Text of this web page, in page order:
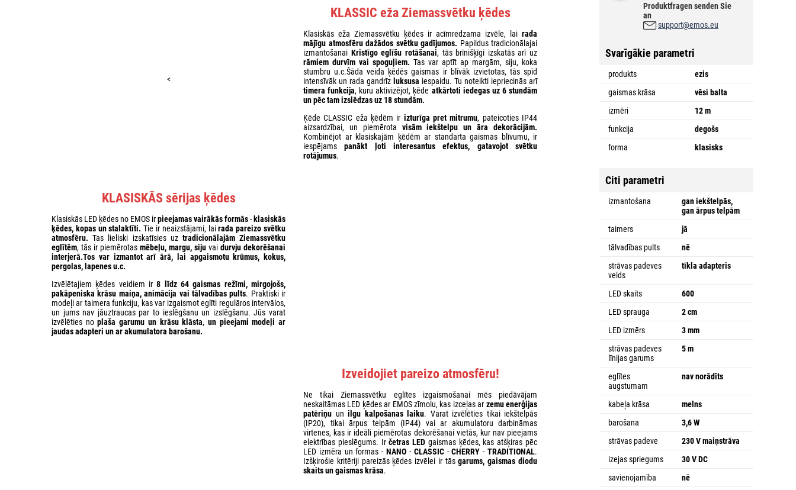
<
KLASSIC eža Ziemassvētku ķēdes
Klasiskās eža Ziemassvētku ķēdes ir acīmredzama izvēle, lai rada
mājīgu atmosfēru dažādos svētku gadījumos. Papildus tradicionālajai
izmantošanai Kristīgo eglīšu rotāšanai, tās brīnišķīgi izskatās arī uz
rāmiem durvīm vai spoguļiem. Tas var aptīt ap margām, siju, koka
stumbru u.c.Šāda veida ķēdēs gaismas ir blīvāk izvietotas, tās spīd
intensīvāk un rada gandrīz luksusa iespaidu. Tu noteikti iepriecinās arī
timera funkcija, kuru aktivizējot, ķēde atkārtoti iedegas uz 6 stundām
un pēc tam izslēdzas uz 18 stundām.
Ķēde CLASSIC eža ķēdēm ir izturīga pret mitrumu, pateicoties IP44
aizsardzībai, un piemērota visām iekštelpu un āra dekorācijām.
Kombinējot ar klasiskajām ķēdēm ar standarta gaismas blīvumu, ir
iespējamspanākt ļoti interesantus efektus, gatavojot svētku
rotājumus.
KLASISKĀS sērijas ķēdes
Klasiskās LED ķēdes no EMOS irpieejamas vairākās formās-klasiskās
ķēdes, kopas un stalaktīti. Tie ir neaizstājami, lairada pareizo svētku
atmosfēru.Tas lieliski izskatīsies uz tradicionālajām Ziemassvētku
eglītēm, tās ir piemērotas mēbeļu, margu, siju vai durvju dekorēšanai
interjerā.Tos var izmantot arī ārā, lai apgaismotu krūmus, kokus,
pergolas, lapenesu.c.
Izvēlētajiem ķēdes veidiem ir8 līdz 64 gaismas režīmi, mirgojošs,
pakāpeniska krāsu maiņa, animācija vai tālvadības pults. Praktiski ir
modeļi ar taimera funkciju, kas var izgaismot eglīti regulāros intervālos,
un jums nav jāuztraucas par to ieslēgšanu un izslēgšanu. Jūs varat
izvēlēties noplaša garumu un krāsu klāsta, un pieejami modeļi ar
jaudas adapteri un ar akumulatora barošanu.
Izveidojiet pareizo atmosfēru!
Ne tikai Ziemassvētku eglītes izgaismošanai mēs piedāvājam
neskaitāmas LED ķēdes ar EMOS zīmolu, kas izceļas ar zemu enerģijas
patēriņu un ilgu kalpošanas laiku. Varat izvēlēties tikai iekštelpās
(IP20), tikai ārpus telpām (IP44) vai ar akumulatoru darbināmas
virtenes, kas ir ideāli piemērotas dekorēšanai vietās, kur nav pieejams
elektrības pieslēgums. Irčetras LED gaismas ķēdes, kas atšķiras pēc
LED izmēra un formas -NANO - CLASSIC-CHERRY -TRADITIONAL.
Izšķirošie kritēriji pareizās ķēdes izvēlei ir tāsgarums, gaismas diodu
skaits un gaismas krāsa.
Produktfragen senden Sie
an
support@emos.eu
Svarīgākie parametri
produkts
ezis
gaismas krāsa
vēsi balta
izmēri
12 m
funkcija
degošs
forma
klasisks
Citi parametri
izmantošana
gan iekštelpās,
gan ārpus telpām
taimers
jā
tālvadības pults
nē
strāvas padeves
veids
tīkla adapteris
LED skaits
600
LED sprauga
2 cm
LED izmērs
3 mm
strāvas padeves
līnijas garums
5 m
eglītes
augstumam
nav norādīts
kabeļa krāsa
melns
barošana
3,6 W
strāvas padeve
230 V maiņstrāva
izejas spriegums
30 V DC
savienojamība
nē